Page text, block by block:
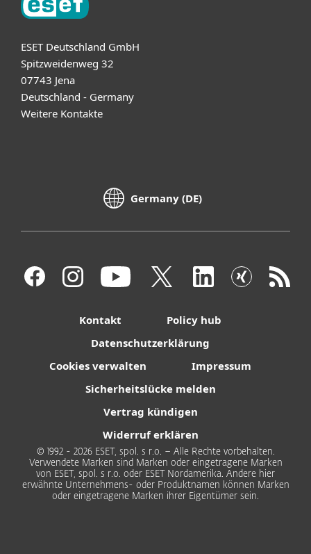
ESET Deutschland GmbH
Spitzweidenweg 32
07743 Jena
Deutschland - Germany
Weitere Kontakte
Germany (DE)
Kontakt
Policy hub
Datenschutzerklärung
Cookies verwalten
Impressum
Sicherheitslücke melden
Vertrag kündigen
Widerruf erklären
© 1992 - 2026 ESET, spol. s r.o. – Alle Rechte vorbehalten.
Verwendete Marken sind Marken oder eingetragene Marken
von ESET, spol. s r.o. oder ESET Nordamerika. Andere hier
erwähnte Unternehmens- oder Produktnamen können Marken
oder eingetragene Marken ihrer Eigentümer sein.